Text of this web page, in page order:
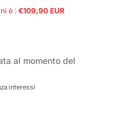
è : €109,90 EUR
al momento del
interessi